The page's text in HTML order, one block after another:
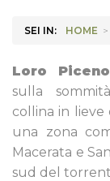
SEI IN: HOME >
Loro Piceno
sulla
collina in lieve
una zona
Macerata e
sud del